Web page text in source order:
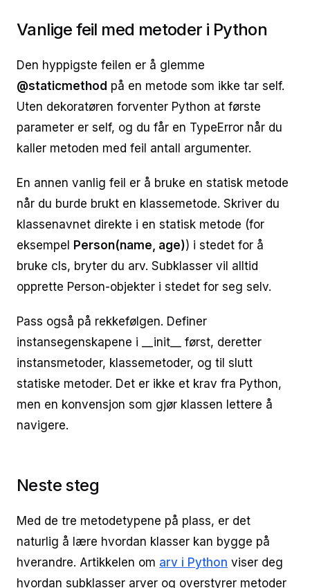
Vanlige feil med metoder i Python
Den hyppigste feilen er å glemme
@staticmethod på en metode som ikke tar self.
Uten dekoratøren forventer Python at første
parameter er self, og du får en TypeError når du
kaller metoden med feil antall argumenter.
En annen vanlig feil er å bruke en statisk metode
når du burde brukt en klassemetode. Skriver du
klassenavnet direkte i en statisk metode (for
eksempel
Person(name, age)) i stedet for å
bruke cls, bryter du arv. Subklasser vil alltid
opprette Person-objekter i stedet for seg selv.
Pass også på rekkefølgen. Definer
instansegenskapene i __init__ først, deretter
instansmetoder, klassemetoder, og til slutt
statiske metoder. Det er ikke et krav fra Python,
men en konvensjon som gjør klassen lettere å
navigere.
Neste steg
Med de tre metodetypene på plass, er det
naturlig å lære hvordan klasser kan bygge på
hverandre. Artikkelen om arv i Python viser deg
hvordan subklasser arver og overstyrer metoder